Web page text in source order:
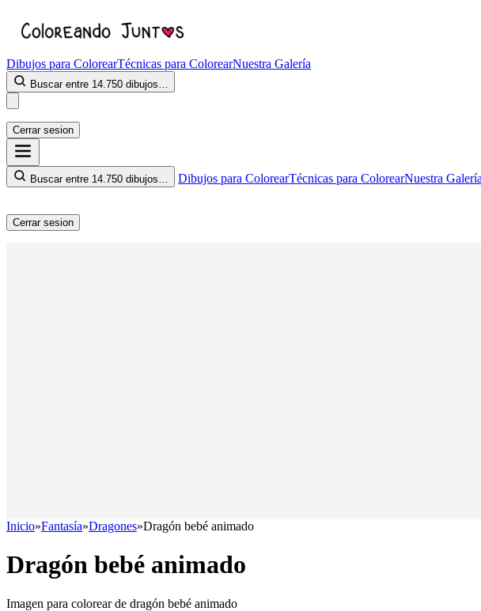
Dibujos para ColorearTécnicas para ColorearNuestra Galería
Buscar entre 14.750 dibujos…
Cerrar sesion
Buscar entre 14.750 dibujos… Dibujos para ColorearTécnicas para ColorearNuestra Galería
Cerrar sesion
Inicio»Fantasía»Dragones»Dragón bebé animado
Dragón bebé animado
Imagen para colorear de dragón bebé animado